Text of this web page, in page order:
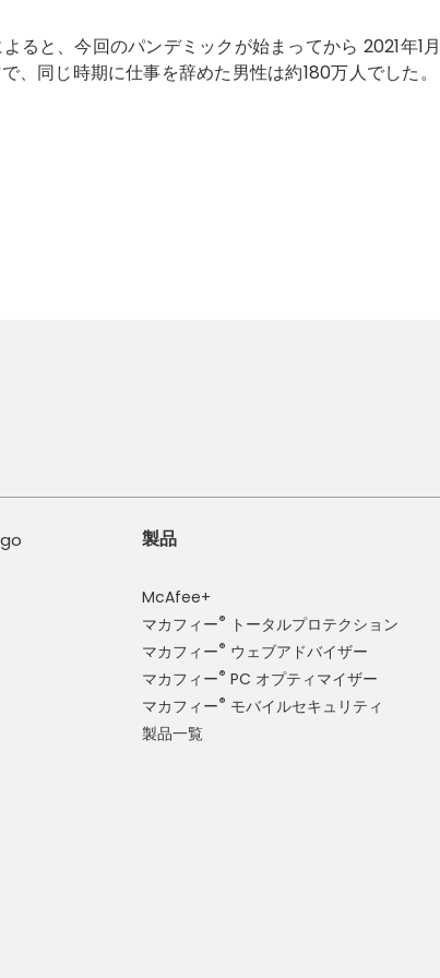
ると、今回のパンデミックが始まってから 2021年1
、同じ時期に仕事を辞めた男性は約180万人でした。
製品
McAfee+
マカフィー®
トータルプロテクション
マカフィー® ウェブアドバイザー
マカフィー® PC オプティマイザー
マカフィー® モバイルセキュリティ
製品一覧